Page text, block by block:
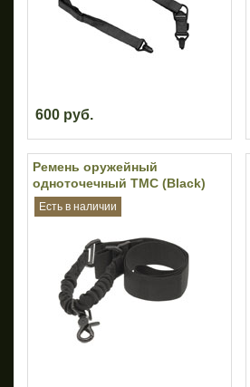
600 руб.
Есть в наличии
Ремень оружейный
одноточечный TMC (Black)